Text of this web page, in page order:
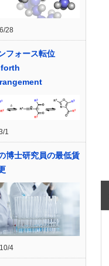
28
フォース転位
1
博士研究員の最低賃
4